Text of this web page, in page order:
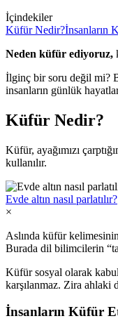
İçindekiler
Küfür Nedir?İnsanların
Neden küfür ediyoruz,
İlginç bir soru değil mi?
insanların günlük
Küfür Nedir?
Küfür, ayağımızı
kullanılır.
Evde altın nasıl parlatılır?
×
Aslında küfür
Burada dil bilimcilerin
Küfür sosyal olarak
karşılanmaz. Zira ahlaki
İnsanların Küfür